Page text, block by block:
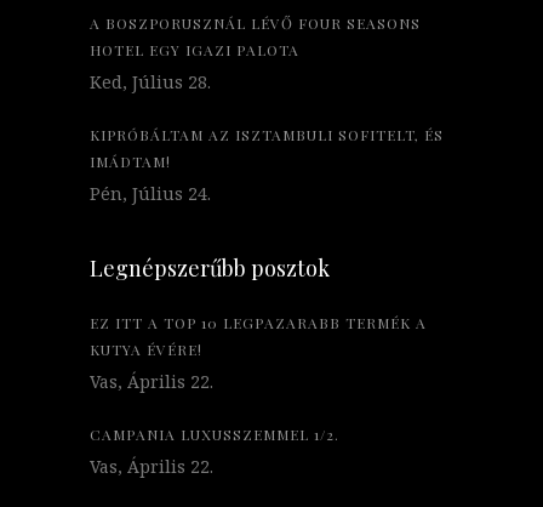
A BOSZPORUSZNÁL LÉVŐ FOUR SEASONS
HOTEL EGY IGAZI PALOTA
Ked, Július 28.
KIPRÓBÁLTAM AZ ISZTAMBULI SOFITELT, ÉS
IMÁDTAM!
Pén, Július 24.
Legnépszerűbb posztok
EZ ITT A TOP 10 LEGPAZARABB TERMÉK A
KUTYA ÉVÉRE!
Vas, Április 22.
CAMPANIA LUXUSSZEMMEL 1/2.
Vas, Április 22.